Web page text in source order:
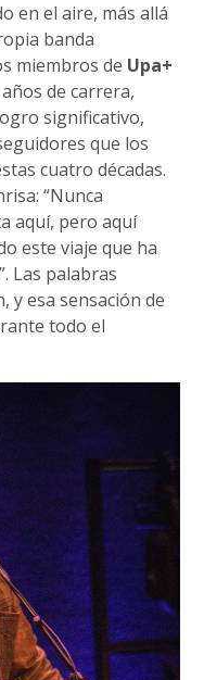
en el aire, más allá
banda
miembros de Upa+
de carrera,
significativo,
que los
cuatro décadas.
“Nunca
aquí, pero aquí
este viaje que ha
Las palabras
y esa sensación de
todo el